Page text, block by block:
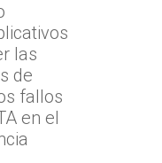
las
de
fallos
en el